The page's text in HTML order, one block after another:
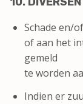
Schade en/
of aan het
gemeld
te worden
Indien er